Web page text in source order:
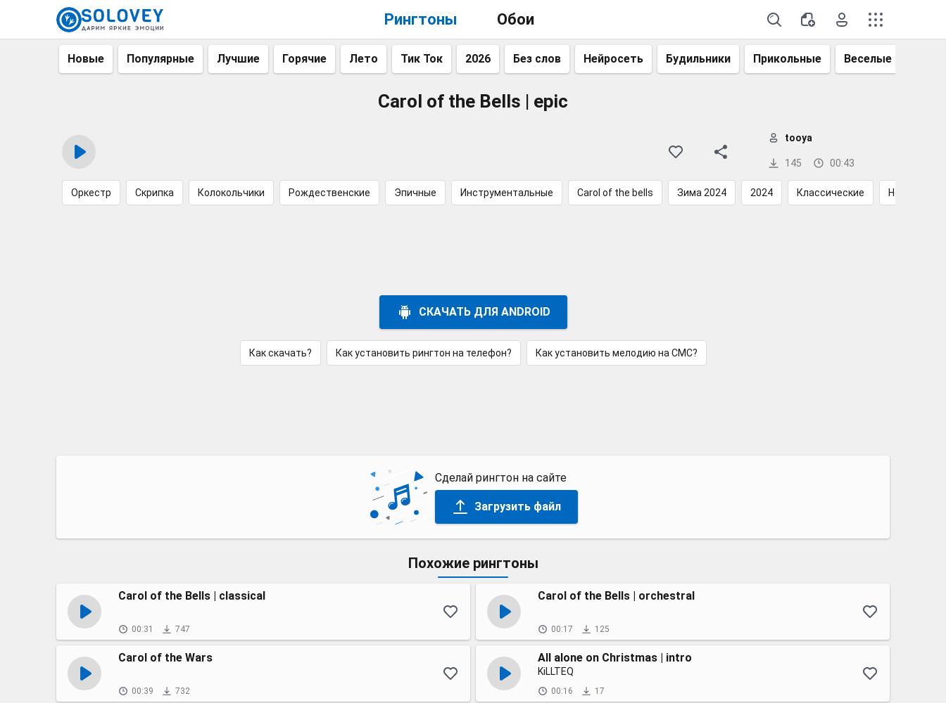
Рингтоны Обои
Новые Популярные Лучшие Горячие Лето Тик Ток 2026 Без слов Нейросеть Будильники Прикольные Веселые
Carol of the Bells | epic
145 00:43
tooya
Оркестр Скрипка Колокольчики Рождественские Эпичные Инструментальные Carol of the bells Зима 2024 2024 Классические Новогодние
СКАЧАТЬ ДЛЯ ANDROID
Как скачать? Как установить рингтон на телефон? Как установить мелодию на СМС?
Сделай рингтон на сайте
Загрузить файл
Похожие рингтоны
Carol of the Bells | classical
00:31 747
Carol of the Bells | orchestral
00:17 125
Carol of the Wars
00:39 732
All alone on Christmas | intro
KiLLTEQ
00:16 17